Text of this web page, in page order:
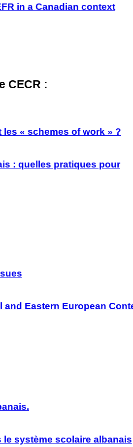
in a Canadian context
CECR :
les « schemes of work » ?
: quelles pratiques pour
and Eastern European
système scolaire albanais